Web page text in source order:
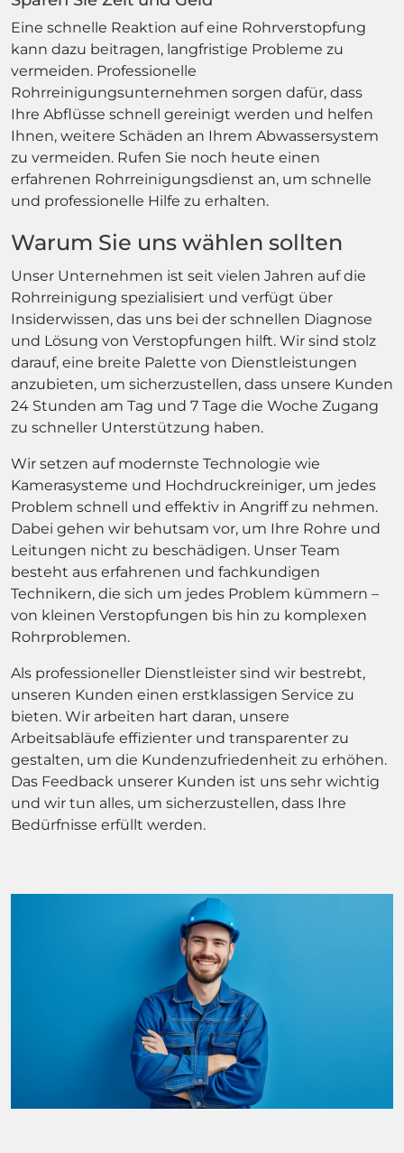
Eine schnelle Reaktion auf eine Rohrverstopfung
kann dazu beitragen, langfristige Probleme zu
vermeiden. Professionelle
Rohrreinigungsunternehmen sorgen dafür, dass
Ihre Abflüsse schnell gereinigt werden und helfen
Ihnen, weitere Schäden an Ihrem Abwassersystem
zu vermeiden. Rufen Sie noch heute einen
erfahrenen Rohrreinigungsdienst an, um schnelle
und professionelle Hilfe zu erhalten.
Warum Sie uns wählen sollten
Unser Unternehmen ist seit vielen Jahren auf die
Rohrreinigung spezialisiert und verfügt über
Insiderwissen, das uns bei der schnellen Diagnose
und Lösung von Verstopfungen hilft. Wir sind stolz
darauf, eine breite Palette von Dienstleistungen
anzubieten, um sicherzustellen, dass unsere Kunden
24 Stunden am Tag und 7 Tage die Woche Zugang
zu schneller Unterstützung haben.
Wir setzen auf modernste Technologie wie
Kamerasysteme und Hochdruckreiniger, um jedes
Problem schnell und effektiv in Angriff zu nehmen.
Dabei gehen wir behutsam vor, um Ihre Rohre und
Leitungen nicht zu beschädigen. Unser Team
besteht aus erfahrenen und fachkundigen
Technikern, die sich um jedes Problem kümmern –
von kleinen Verstopfungen bis hin zu komplexen
Rohrproblemen.
Als professioneller Dienstleister sind wir bestrebt,
unseren Kunden einen erstklassigen Service zu
bieten. Wir arbeiten hart daran, unsere
Arbeitsabläufe effizienter und transparenter zu
gestalten, um die Kundenzufriedenheit zu erhöhen.
Das Feedback unserer Kunden ist uns sehr wichtig
und wir tun alles, um sicherzustellen, dass Ihre
Bedürfnisse erfüllt werden.